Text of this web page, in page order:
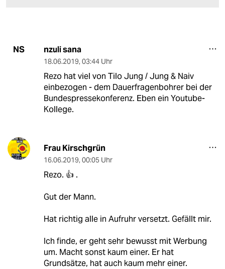
NS nzuli sana
18.06.2019, 03:44 Uhr
Rezo hat viel von Tilo Jung / Jung & Naiv
einbezogen - dem Dauerfragenbohrer bei der
Bundespressekonferenz. Eben ein Youtube-
Kollege.
Frau Kirschgrün
16.06.2019, 00:05 Uhr
Rezo. 👍 .
Gut der Mann.
Hat richtig alle in Aufruhr versetzt. Gefällt mir.
Ich finde, er geht sehr bewusst mit Werbung
um. Macht sonst kaum einer. Er hat
Grundsätze, hat auch kaum mehr einer.